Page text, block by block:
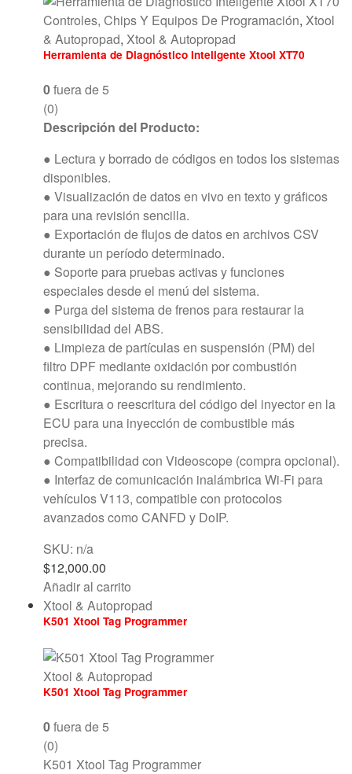
Controles, Chips Y Equipos De Programación, Xtool
& Autopropad, Xtool & Autopropad
Herramienta de Diagnóstico Inteligente Xtool XT70
0fuera de 5
(0)
Descripción del Producto:
● Lectura y borrado de códigos en todos los sistemas
disponibles.
● Visualización de datos en vivo en texto y gráficos
para una revisión sencilla.
● Exportación de flujos de datos en archivos CSV
durante un período determinado.
● Soporte para pruebas activas y funciones
especiales desde el menú del sistema.
● Purga del sistema de frenos para restaurar la
sensibilidad del ABS.
● Limpieza de partículas en suspensión (PM) del
filtro DPF mediante oxidación por combustión
continua, mejorando su rendimiento.
● Escritura o reescritura del código del inyector en la
ECU para una inyección de combustible más
precisa.
● Compatibilidad con Videoscope (compra opcional).
● Interfaz de comunicación inalámbrica Wi-Fi para
vehículos V113, compatible con protocolos
avanzados como CANFD y DoIP.
SKU: n/a
$12,000.00
Añadir al carrito
Xtool & Autopropad
K501 Xtool Tag Programmer
Xtool & Autopropad
K501 Xtool Tag Programmer
0fuera de 5
(0)
K501 Xtool Tag Programmer